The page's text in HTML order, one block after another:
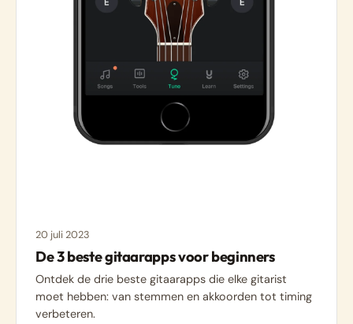
20 juli 2023
De 3 beste gitaarapps voor beginners
Ontdek de drie beste gitaarapps die elke gitarist
moet hebben: van stemmen en akkoorden tot timing
verbeteren.